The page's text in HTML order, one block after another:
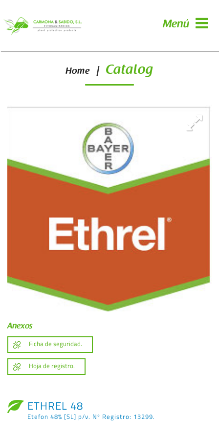
Menú
Home | Catalog
Anexos
Ficha de seguridad.
Hoja de registro.
ETHREL 48
Etefon 48% [SL] p/v. Nº Registro: 13299.